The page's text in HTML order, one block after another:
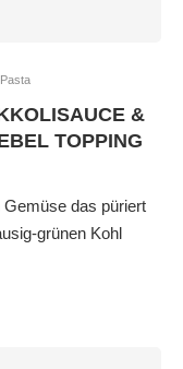
&
TOPPING
das püriert
grünen Kohl